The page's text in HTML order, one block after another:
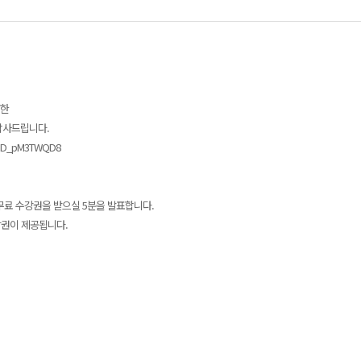
드립니다.
수강권을 받으실 5분을 발표합니다.
이 제공됩니다.